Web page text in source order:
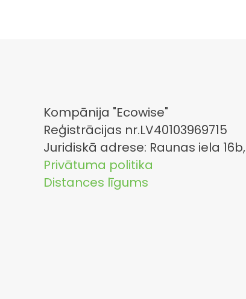
Kompānija "Ecowise"
Reģistrācijas nr.LV40103969715
Juridiskā adrese: Raunas iela 16b,
Privātuma politika
Distances līgums